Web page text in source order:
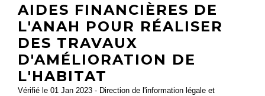
AIDES FINANCIÈRES DE
L'ANAH POUR RÉALISER
DES TRAVAUX
D'AMÉLIORATION DE
L'HABITAT
Vérifié le 01 Jan 2023 - Direction de l'information légale et